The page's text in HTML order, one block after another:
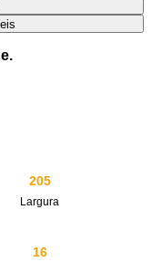
205
Largura
16